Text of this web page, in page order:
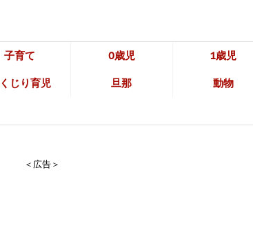
子育て 0歳児 1歳児
じり育児 旦那 動物
＜広告＞